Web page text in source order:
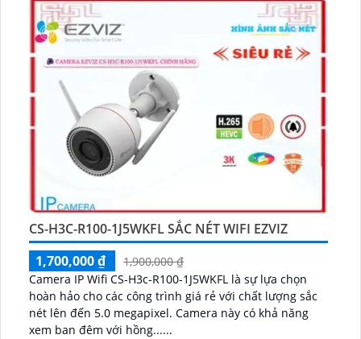
CS-H3C-R100-1J5WKFL SẮC NÉT WIFI EZVIZ
1,700,000 ₫
1,900,000 ₫
Camera IP Wifi CS-H3c-R100-1J5WKFL là sự lựa chọn
hoàn hảo cho các công trình giá rẻ với chất lượng sắc
nét lên đến 5.0 megapixel. Camera này có khả năng
xem ban đêm với hồng......